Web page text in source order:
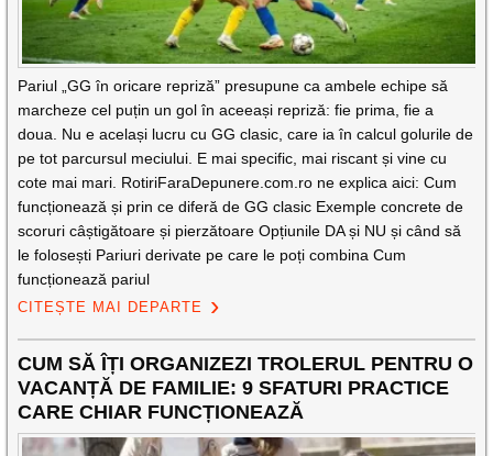
Pariul „GG în oricare repriză” presupune ca ambele echipe să
marcheze cel puțin un gol în aceeași repriză: fie prima, fie a
doua. Nu e același lucru cu GG clasic, care ia în calcul golurile de
pe tot parcursul meciului. E mai specific, mai riscant și vine cu
cote mai mari. RotiriFaraDepunere.com.ro ne explica aici: Cum
funcționează și prin ce diferă de GG clasic Exemple concrete de
scoruri câștigătoare și pierzătoare Opțiunile DA și NU și când să
le folosești Pariuri derivate pe care le poți combina Cum
funcționează pariul
CITEȘTE MAI DEPARTE
CUM SĂ ÎȚI ORGANIZEZI TROLERUL PENTRU O
VACANȚĂ DE FAMILIE: 9 SFATURI PRACTICE
CARE CHIAR FUNCȚIONEAZĂ